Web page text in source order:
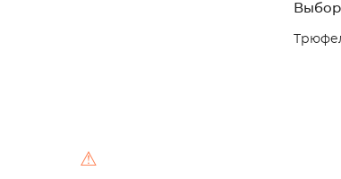
⚠
Выбор